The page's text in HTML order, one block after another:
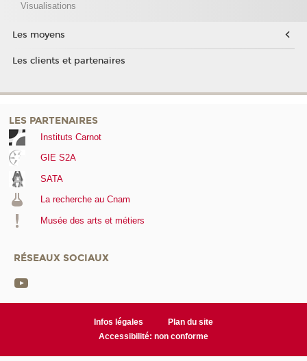
Visualisations
Les moyens
Les clients et partenaires
LES PARTENAIRES
Instituts Carnot
GIE S2A
SATA
La recherche au Cnam
Musée des arts et métiers
RÉSEAUX SOCIAUX
Infos légales
Plan du site
Accessibilité: non conforme